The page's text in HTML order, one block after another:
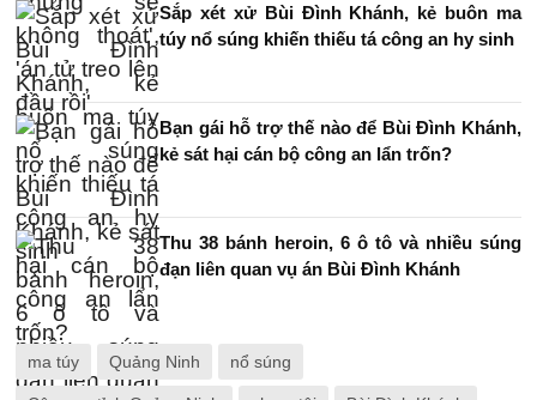
Sắp xét xử Bùi Đình Khánh, kẻ buôn ma
túy nổ súng khiến thiếu tá công an hy sinh
Bạn gái hỗ trợ thế nào để Bùi Đình Khánh,
kẻ sát hại cán bộ công an lẩn trốn?
Thu 38 bánh heroin, 6 ô tô và nhiều súng
đạn liên quan vụ án Bùi Đình Khánh
ma túy Quảng Ninh nổ súng